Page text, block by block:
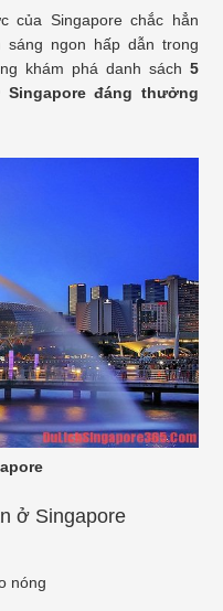
của Singapore chắc hẳn
ngon hấp dẫn trong
khám phá danh sách 5
đáng thưởng
ở Singapore
nóng